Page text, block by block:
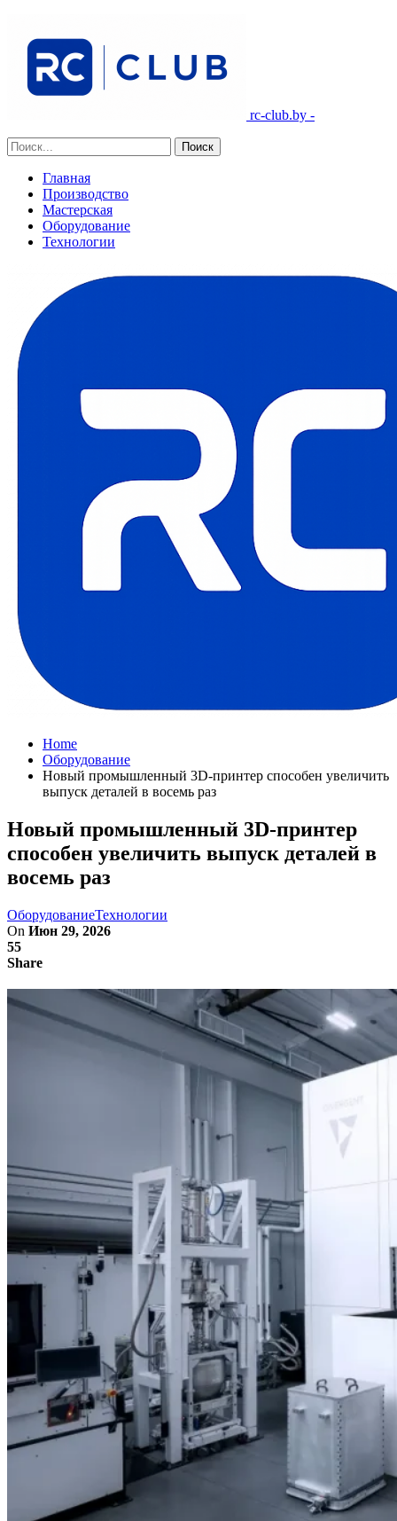
rc-club.by -
Главная
Производство
Мастерская
Оборудование
Технологии
Home
Оборудование
Новый промышленный 3D-принтер способен увеличить
выпуск деталей в восемь раз
Новый промышленный 3D-принтер
способен увеличить выпуск деталей в
восемь раз
ОборудованиеТехнологии
On Июн 29, 2026
55
Share